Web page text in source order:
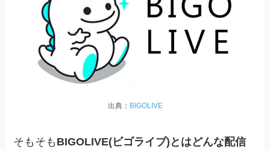
出典： BIGOLIVE
そもそも BIGOLIVE(ビゴライブ)とはどんな配信